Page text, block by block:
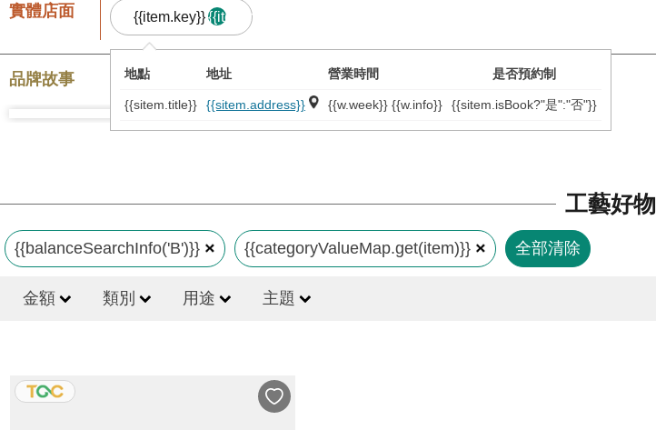
實體店面
{{item.key}}{{item.result.length}}
地點 地址 營業時間 是否預約制
{{sitem.title}} {{sitem.address}} {{w.week}} {{w.info}} {{sitem.isBook?"是":"否"}}
品牌故事
工藝好物
{{balanceSearchInfo('B')}} {{categoryValueMap.get(item)}} 全部清除
金額 類別 用途 主題